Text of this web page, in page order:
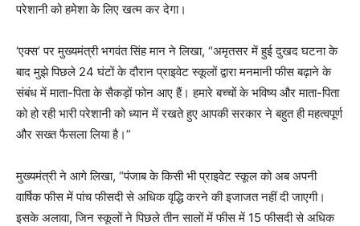
परेशानी को हमेशा के लिए खत्म कर देगा।
‘एक्स’ पर मुख्यमंत्री भगवंत सिंह मान ने लिखा, “अमृतसर में हुई दुखद घटना के
बाद मुझे पिछले 24 घंटों के दौरान प्राइवेट स्कूलों द्वारा मनमानी फीस बढ़ाने के
संबंध में माता-पिता के सैकड़ों फोन आए हैं। हमारे बच्चों के भविष्य और माता-पिता
को हो रही भारी परेशानी को ध्यान में रखते हुए आपकी सरकार ने बहुत ही महत्वपूर्ण
और सख्त फैसला लिया है।”
मुख्यमंत्री ने आगे लिखा, “पंजाब के किसी भी प्राइवेट स्कूल को अब अपनी
वार्षिक फीस में पांच फीसदी से अधिक वृद्धि करने की इजाजत नहीं दी जाएगी।
इसके अलावा, जिन स्कूलों ने पिछले तीन सालों में फीस में 15 फीसदी से अधिक